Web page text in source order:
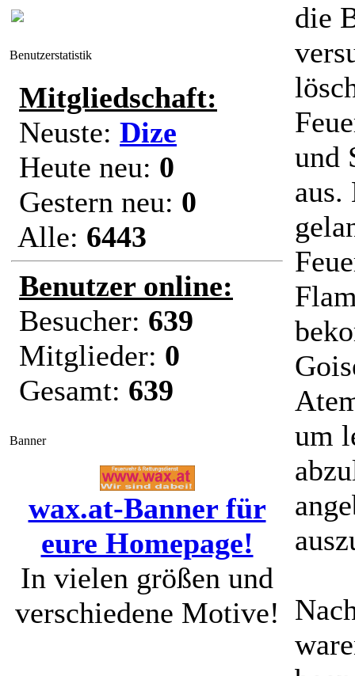
Benutzerstatistik
Mitgliedschaft:
Neuste: Dize
Heute neu: 0
Gestern neu: 0
Alle: 6443
Benutzer online:
Besucher: 639
Mitglieder: 0
Gesamt: 639
Banner
wax.at-Banner für
eure Homepage!
In vielen größen und
verschiedene Motive!
die
und
aus.
um